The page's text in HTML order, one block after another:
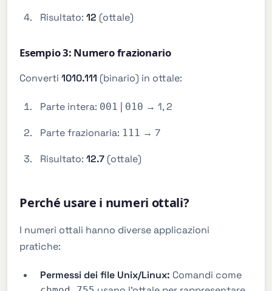
Risultato:12 (ottale)
Esempio 3: Numero frazionario
Converti1010.111 (binario) in ottale:
Parte intera: 001 | 010 → 1, 2
Parte frazionaria: 111 → 7
Risultato:12.7 (ottale)
Perché usare i numeri ottali?
I numeri ottali hanno diverse applicazioni
pratiche:
Permessi dei file Unix/Linux: Comandi come